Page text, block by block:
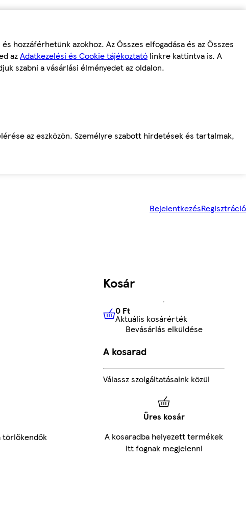
hozzáférhetünk azokhoz. Az Összes elfogadása és az Összes
azAdatkezelési és Cookie tájékoztató linkre kattintva is. A
szabni a vásárlási élményedet az oldalon.
az eszközön. Személyre szabott hirdetések és tartalmak,
BejelentkezésRegisztráció
törlőkendők
Kosár
0 FtAktuális kosárérték
0 Ft
Aktuális kosárérték
Bevásárlás elküldése
A kosarad
Válassz szolgáltatásaink közül
Üres kosár
A kosaradba helyezett termékek
itt fognak megjelenni